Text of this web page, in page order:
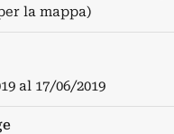
la mappa)
al 17/06/2019